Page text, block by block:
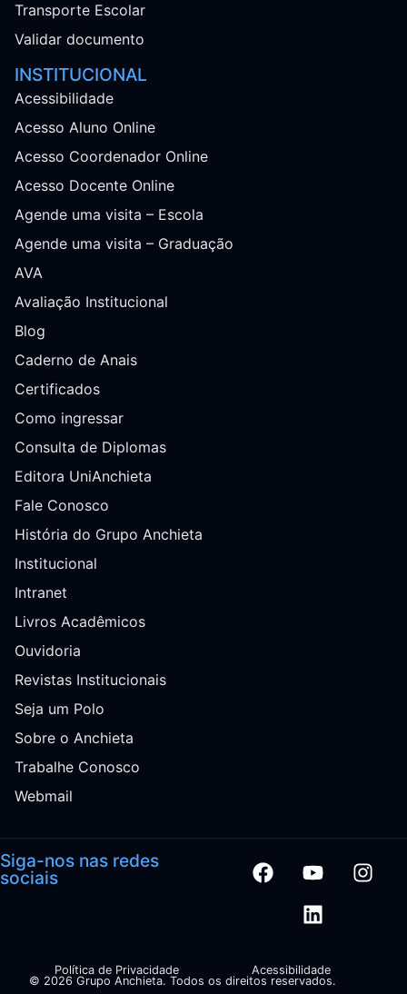
Transporte Escolar
Validar documento
INSTITUCIONAL
Acessibilidade
Acesso Aluno Online
Acesso Coordenador Online
Acesso Docente Online
Agende uma visita – Escola
Agende uma visita – Graduação
AVA
Avaliação Institucional
Blog
Caderno de Anais
Certificados
Como ingressar
Consulta de Diplomas
Editora UniAnchieta
Fale Conosco
História do Grupo Anchieta
Institucional
Intranet
Livros Acadêmicos
Ouvidoria
Revistas Institucionais
Seja um Polo
Sobre o Anchieta
Trabalhe Conosco
Webmail
Siga-nos nas redes
sociais
© 2026 Grupo Anchieta. Todos os direitos reservados.
Política de Privacidade Acessibilidade